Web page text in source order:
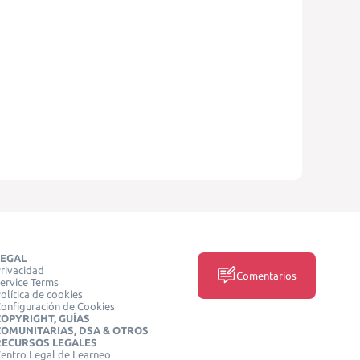
Terms
de cookies
de Cookies
GUÍAS
DSA & OTROS
LEGALES
Legal de Learneo
Comentarios